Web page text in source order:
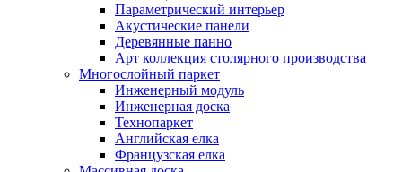
Параметрический интерьер
Акустические панели
Деревянные панно
Арт коллекция столярного производства
Многослойный паркет
Инженерный модуль
Инженерная доска
Технопаркет
Английская елка
Французская елка